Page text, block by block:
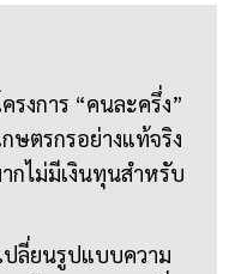
รงการ “คนละครึ่ง”
ษตรกรอย่างแท้จริง
กไม่มีเงินทุนสำหรับ
ปลี่ยนรูปแบบความ